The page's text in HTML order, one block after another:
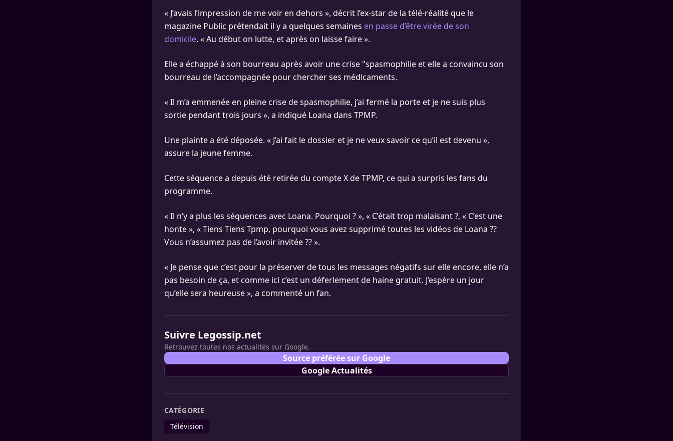
« J’avais l’impression de me voir en dehors », décrit l’ex-star de la télé-réalité que le
magazine Public prétendait il y a quelques semaines en passe d’être virée de son
domicile. « Au début on lutte, et après on laisse faire ».
Elle a échappé à son bourreau après avoir une crise "spasmophilie et elle a convaincu son
bourreau de l’accompagnée pour chercher ses médicaments.
« Il m’a emmenée en pleine crise de spasmophilie, j’ai fermé la porte et je ne suis plus
sortie pendant trois jours », a indiqué Loana dans TPMP.
Une plainte a été déposée. « J’ai fait le dossier et je ne veux savoir ce qu’il est devenu »,
assure la jeune femme.
Cette séquence a depuis été retirée du compte X de TPMP, ce qui a surpris les fans du
programme.
« Il n’y a plus les séquences avec Loana. Pourquoi ? », « C’était trop malaisant ?, « C’est une
honte », « Tiens Tiens Tpmp, pourquoi vous avez supprimé toutes les vidéos de Loana ??
Vous n’assumez pas de l’avoir invitée ?? ».
« Je pense que c’est pour la préserver de tous les messages négatifs sur elle encore, elle n’a
pas besoin de ça, et comme ici c’est un déferlement de haine gratuit. J’espère un jour
qu’elle sera heureuse », a commenté un fan.
Suivre Legossip.net
Retrouvez toutes nos actualités sur Google.
Source préférée sur Google
Google Actualités
CATÉGORIE
Télévision